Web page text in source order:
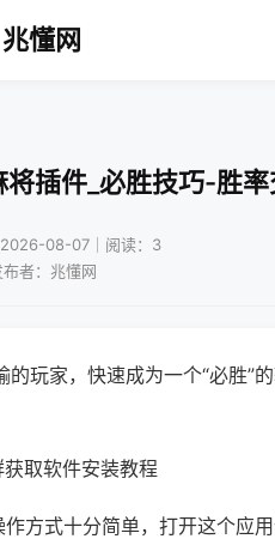
兆懂网
插件_必胜技巧-胜率
08-07｜阅读：3
布者：兆懂网
玩家，快速成为一个“必胜”
取软件安装教程
方式十分简单，打开这个应